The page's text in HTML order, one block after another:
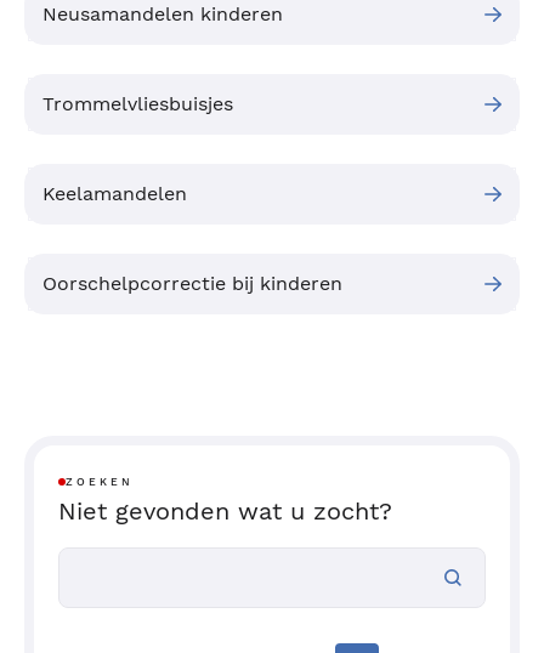
Neusamandelen kinderen
Trommelvliesbuisjes
Keelamandelen
Oorschelpcorrectie bij kinderen
ZOEKEN
Niet gevonden wat u zocht?